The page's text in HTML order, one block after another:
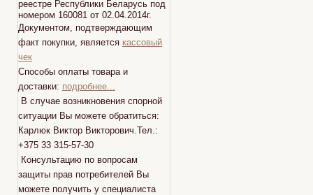
реестре Республики Беларусь под
номером 160081 от 02.04.2014г.
Документом, подтверждающим
факт покупки, является кассовый
чек
Способы оплаты товара и
доставки: подробнее...
В случае возникновения спорной
ситуации Вы можете обратиться:
Карлюк Виктор Викторович.Тел.:
+375 33 315-57-30
Консультацию по вопросам
защиты прав потребителей Вы
можете получить у специалиста